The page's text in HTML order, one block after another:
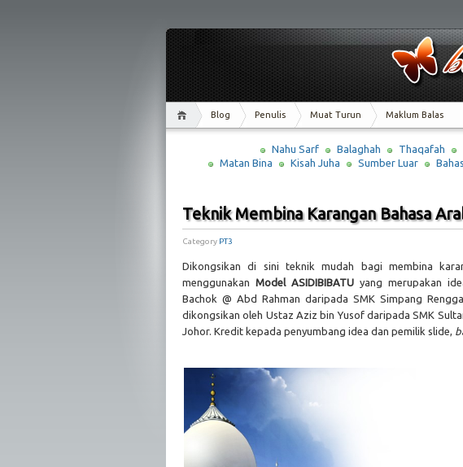
Blog Penulis Muat Turun Maklum Balas
Nahu Sarf Balaghah Thaqafah
Matan Bina
Kisah Juha Sumber Luar
Teknik Membina Karangan Bahasa
Category PT3
Dikongsikan di sini teknik mudah bagi membina
menggunakan Model ASIDIBIBATU yang merupakan
Bachok @ Abd Rahman daripada SMK Simpang
dikongsikan oleh Ustaz Aziz bin Yusof daripada SMK
Johor. Kredit kepada penyumbang idea dan pemilik slide,